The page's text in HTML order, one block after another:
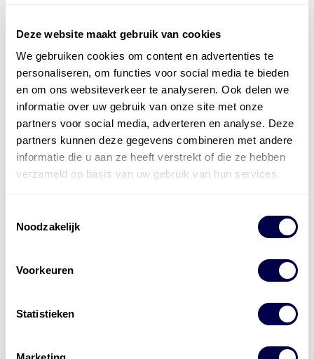
Deze website maakt gebruik van cookies
We gebruiken cookies om content en advertenties te
personaliseren, om functies voor social media te bieden
en om ons websiteverkeer te analyseren. Ook delen we
informatie over uw gebruik van onze site met onze
partners voor social media, adverteren en analyse. Deze
partners kunnen deze gegevens combineren met andere
informatie die u aan ze heeft verstrekt of die ze hebben
verzameld op basis van uw gebruik van hun services.
Noodzakelijk
Voorkeuren
Statistieken
Officieel distributeur met Mobil Smeermiddelen
voor alle sectoren
Welke olie heb ik nodig
Alle producten bekijken
ReferentiesKwikfit,Roba ,de Groot